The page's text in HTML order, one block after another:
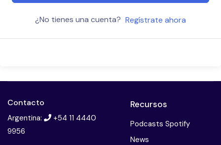
¿No tienes una cuenta? Regístrate ahora
Contacto
Argentina:
+54 11 4440
9956
Recursos
Podcasts Spotify
News